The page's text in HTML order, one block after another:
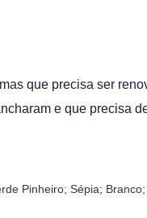
que precisa ser
e que precisa
Pinheiro; Sépia;